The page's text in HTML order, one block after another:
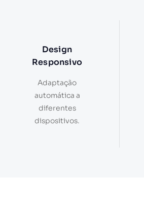
Design
Responsivo
Adaptação
automática a
diferentes
dispositivos.